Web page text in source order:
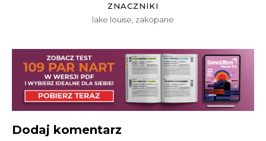
ZNACZNIKI
lake louise zakopane
Dodaj komentarz